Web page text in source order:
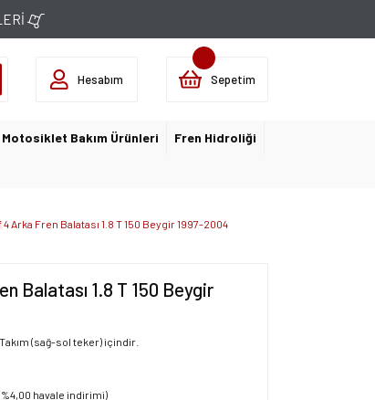
Hesabım Sepetim
Motosiklet Bakım Ürünleri Fren Hidroliği
Arka Fren Balatası 1.8 T 150 Beygir 1997-2004
Balatası 1.8 T 150 Beygir
(sağ-sol teker) içindir.
havale indirimi)